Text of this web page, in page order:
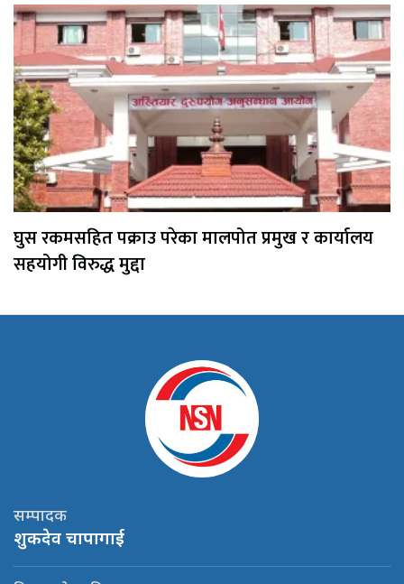
घुस रकमसहित पक्राउ परेका मालपोत प्रमुख र कार्यालय
सहयोगी विरुद्ध मुद्दा
सम्पादक
शुकदेव चापागाई